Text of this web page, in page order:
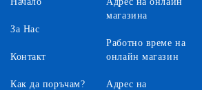
За Нас
Контакт
Как да поръчам?
магазина
Работно време на
онлайн магазин
Адрес на